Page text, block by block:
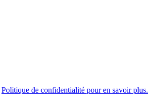
Politique de confidentialité pour en savoir plus.